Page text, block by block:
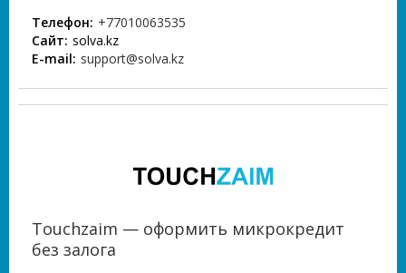
Телефон: +77010063535
Сайт: solva.kz
E-mail: support@solva.kz
Touchzaim — оформить микрокредит
без залога